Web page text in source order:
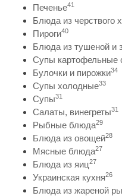
Печенье41
Блюда из черствого
Пироги40
Блюда из тушеной и
Супы картофельные
Булочки и пирожки34
Супы холодные33
Супы31
Салаты, винегреты31
Рыбные блюда29
Блюда из овощей28
Мясные блюда27
Блюда из яиц27
Украинская кухня26
Блюда из жареной